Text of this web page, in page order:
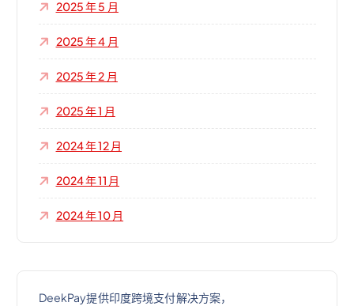
2025 年 5 月
2025 年 4 月
2025 年 2 月
2025 年 1 月
2024 年 12 月
2024 年 11 月
2024 年 10 月
DeekPay提供印度跨境支付解决方案，